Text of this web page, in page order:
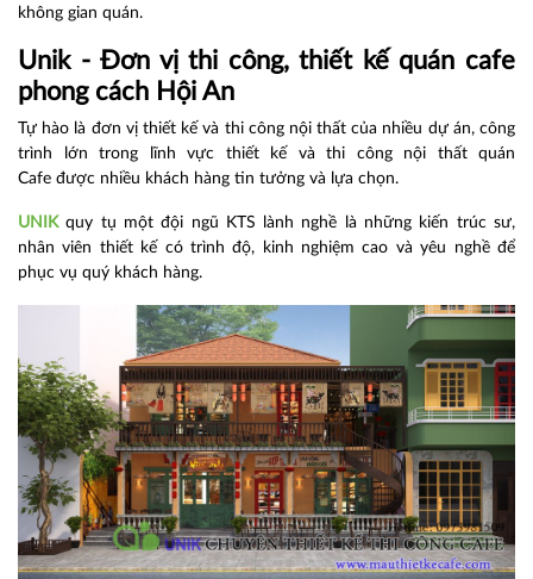
không gian quán.
Unik - Đơn vị thi công, thiết kế quán cafe
phong cách Hội An
Tự hào là đơn vị thiết kế và thi công nội thất của nhiều dự án, công
trình lớn trong lĩnh vực thiết kế và thi công nội thất
quán
Cafe được nhiều khách hàng tin tưởng và lựa chọn.
UNIKquy tụ một đội ngũ KTS lành nghề là những kiến trúc sư,
nhân viên thiết kế có trình độ, kinh nghiệm cao và yêu nghề để
phục vụ quý khách hàng.